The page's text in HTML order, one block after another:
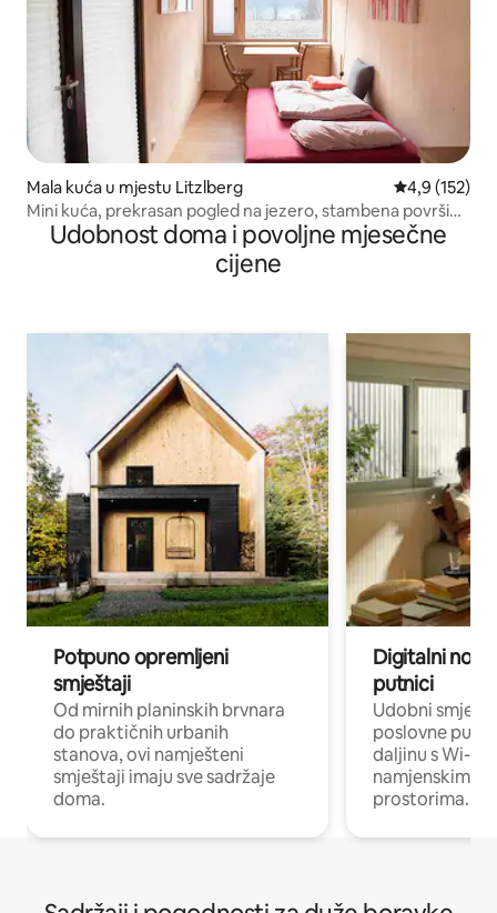
Mala kuća u mjestu Litzlberg Prosječna
4,9 (152)
Mini kuća, prekrasan pogled na jezero, stambena površina
15 m2.
Udobnost doma i povoljne mjesečne
cijene
Potpuno opremljeni
smještaji
Od mirnih planinskih brvnara
do praktičnih urbanih
stanova, ovi namješteni
smještaji imaju sve sadržaje
doma.
Digitalni
putnici
Udobni
poslovne
daljinu s Wi-Fi
namjenskim
prostorima.